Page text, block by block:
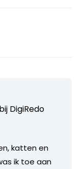
DigiRedo
katten en
ik toe aan